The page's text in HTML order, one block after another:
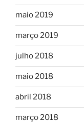
maio 2019
março 2019
julho 2018
maio 2018
abril 2018
março 2018